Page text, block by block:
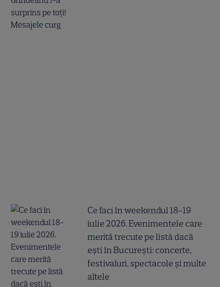
Ce faci în weekendul 18-19
iulie 2026. Evenimentele care
merită trecute pe listă dacă
ești în București: concerte,
festivaluri, spectacole și multe
altele